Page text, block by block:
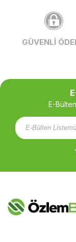
GÜVENLİ
E-